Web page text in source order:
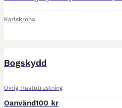
Karlskrona
Bogskydd
Övrig Hästutrustning
Oanvänd100 kr